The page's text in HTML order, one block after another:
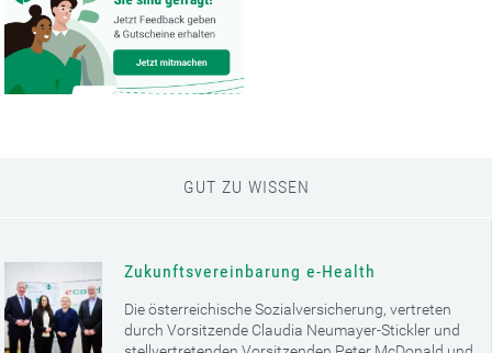
GUT ZU WISSEN
Zukunftsvereinbarung e-Health
Die österreichische Sozialversicherung, vertreten
durch Vorsitzende Claudia Neumayer-Stickler und